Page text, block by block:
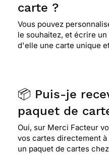
carte ?
Vous pouvez
le souhaitez, et écrire
d'elle une carte unique
📦 Puis-je
paquet de
Oui, sur Merci Facteur
vos cartes directement
un paquet de cartes